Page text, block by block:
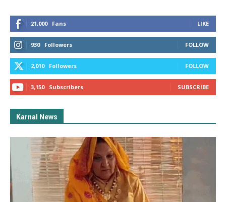
21,000 Fans LIKE
930 Followers FOLLOW
2,010 Followers FOLLOW
3,150 Subscribers SUBSCRIBE
Karnal News